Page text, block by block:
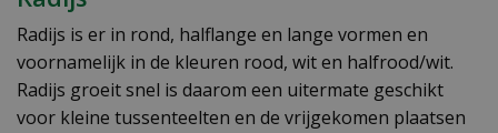
Radijs is er in rond, halflange en lange vormen en
voornamelijk in de kleuren rood, wit en halfrood/wit.
Radijs groeit snel is daarom een uitermate geschikt
voor kleine tussenteelten en de vrijgekomen plaatsen